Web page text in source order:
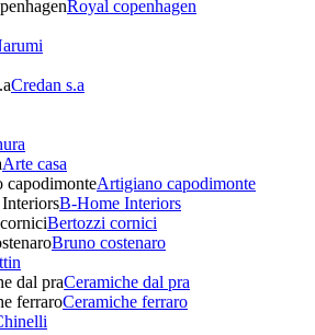
Royal copenhagen
Credan s.a
Arte casa
Artigiano capodimonte
B-Home Interiors
Bertozzi cornici
Bruno costenaro
Ceramiche dal pra
Ceramiche ferraro